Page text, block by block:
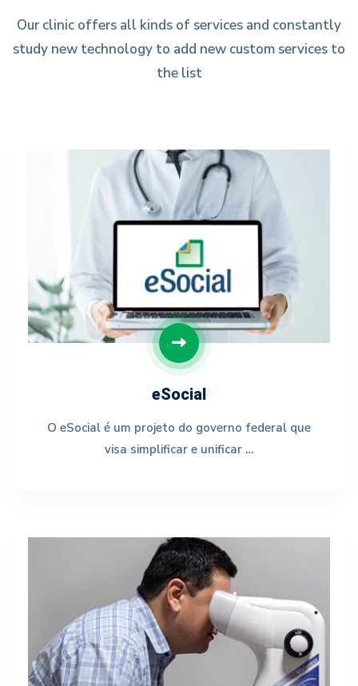
03
Our clinic offers all kinds of services and constantly
study new technology to add new custom services to
the list
eSocial
O eSocial é um projeto do governo federal que
visa simplificar e unificar …